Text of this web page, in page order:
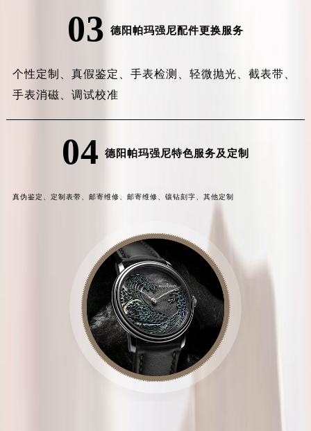
03 德阳帕玛强尼配件更换服务
个性定制、 真假鉴定、 手表检测、 轻微抛光、 截表带、
手表消磁、 调试校准
04 德阳帕玛强尼特色服务及定制
真伪鉴定、 定制表带、 邮寄维修、 邮寄维修、 镶钻刻字、 其他定制